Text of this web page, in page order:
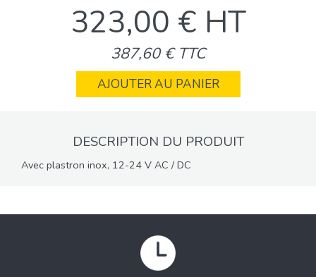
323,00 € HT
387,60 € TTC
AJOUTER AU PANIER
DESCRIPTION DU PRODUIT
Avec plastron inox, 12-24 V AC / DC